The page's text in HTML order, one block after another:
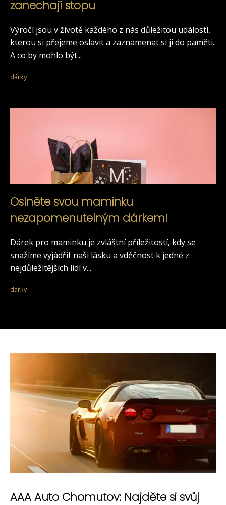
zanechají stopu
Výročí jsou v životě každého z nás důležitou událostí,
kterou si přejeme oslavit a zaznamenat si ji do paměti.
A co by mohlo být...
dárky
Oslněte svou maminku
nezapomenutelným dárkem!
Dárek pro maminku je zvláštní příležitostí, kdy se
snažíme vyjádřit naši lásku a vděčnost k jedné z
nejdůležitějších lidí v...
dárky
AAA Auto Chomutov: Najděte si svůj